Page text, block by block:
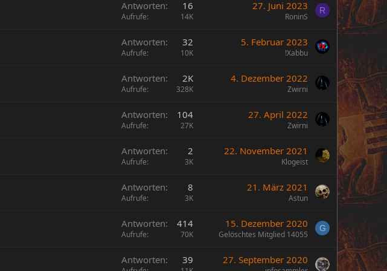
Antworten 16
Aufrufe 14K
27. Juni 2023
RoninS
R
Antworten 32
Aufrufe 10K
5. Februar 2023
!Xabbu
Antworten 2K
Aufrufe 328K
4. Dezember 2022
Zwirni
Antworten 104
Aufrufe 27K
27. April 2022
Zwirni
Antworten 2
Aufrufe 3K
22. November 2021
Klogeist
Antworten 8
Aufrufe 3K
21. März 2021
Astun
Antworten 414
Aufrufe 70K
15. Dezember 2020
Gelöschtes Mitglied 14055
G
Antworten 39 27. September 2020